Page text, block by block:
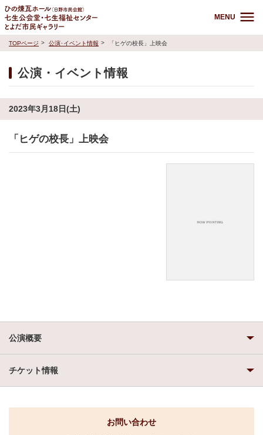
MENU
TOPページ 公演･イベント情報 「ヒゲの校長」上映会
公演・イベント情報
2023年3月18日(土)
「ヒゲの校長」上映会
公演概要
チケット情報
お問い合わせ